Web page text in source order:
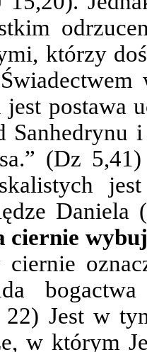
którzy
jest postawa
Sanhedrynu
(Dz
Daniela
ciernie
ciernie
22) Jest w
w którym